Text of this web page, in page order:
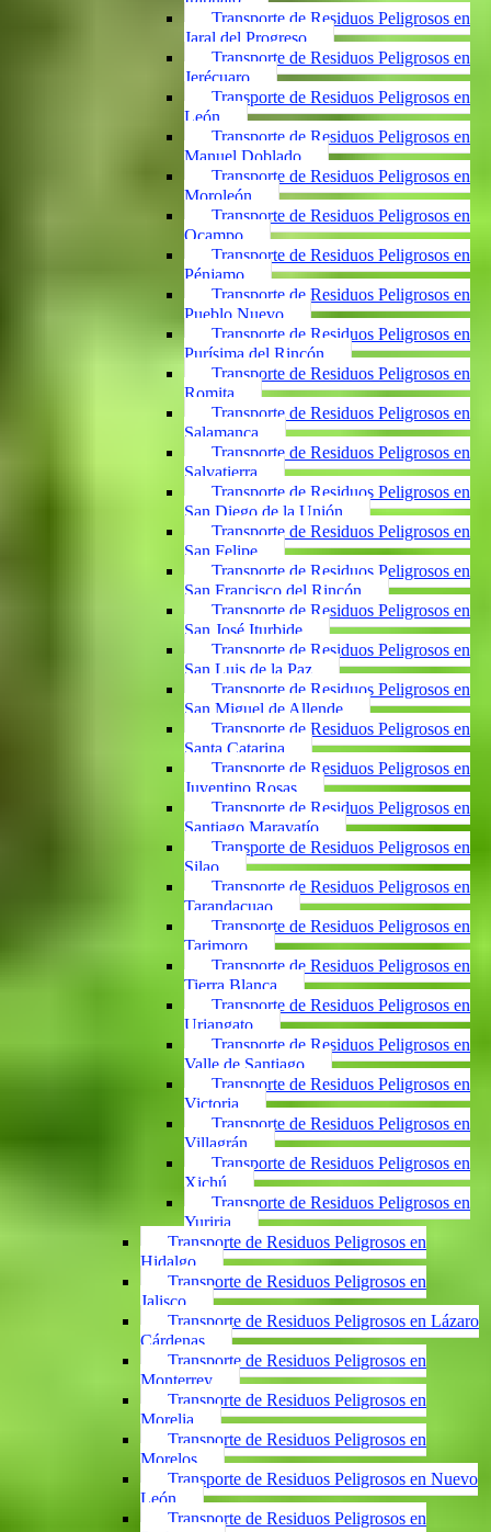
Transporte de Residuos Peligrosos en
Jaral del Progreso
Transporte de Residuos Peligrosos en
Jerécuaro
Transporte de Residuos Peligrosos en
León
Transporte de Residuos Peligrosos en
Manuel Doblado
Transporte de Residuos Peligrosos en
Moroleón
Transporte de Residuos Peligrosos en
Ocampo
Transporte de Residuos Peligrosos en
Pénjamo
Transporte de Residuos Peligrosos en
Pueblo Nuevo
Transporte de Residuos Peligrosos en
Purísima del Rincón
Transporte de Residuos Peligrosos en
Romita
Transporte de Residuos Peligrosos en
Salamanca
Transporte de Residuos Peligrosos en
Salvatierra
Transporte de Residuos Peligrosos en
San Diego de la Unión
Transporte de Residuos Peligrosos en
San Felipe
Transporte de Residuos Peligrosos en
San Francisco del Rincón
Transporte de Residuos Peligrosos en
San José Iturbide
Transporte de Residuos Peligrosos en
San Luis de la Paz
Transporte de Residuos Peligrosos en
San Miguel de Allende
Transporte de Residuos Peligrosos en
Santa Catarina
Transporte de Residuos Peligrosos en
Juventino Rosas
Transporte de Residuos Peligrosos en
Santiago Maravatío
Transporte de Residuos Peligrosos en
Silao
Transporte de Residuos Peligrosos en
Tarandacuao
Transporte de Residuos Peligrosos en
Tarimoro
Transporte de Residuos Peligrosos en
Tierra Blanca
Transporte de Residuos Peligrosos en
Uriangato
Transporte de Residuos Peligrosos en
Valle de Santiago
Transporte de Residuos Peligrosos en
Victoria
Transporte de Residuos Peligrosos en
Villagrán
Transporte de Residuos Peligrosos en
Xichú
Transporte de Residuos Peligrosos en
Yuriria
Transporte de Residuos Peligrosos en
Hidalgo
Transporte de Residuos Peligrosos en
Jalisco
Transporte de Residuos Peligrosos en Lázaro
Cárdenas
Transporte de Residuos Peligrosos en
Monterrey
Transporte de Residuos Peligrosos en
Morelia
Transporte de Residuos Peligrosos en
Morelos
Transporte de Residuos Peligrosos en Nuevo
León
Transporte de Residuos Peligrosos en